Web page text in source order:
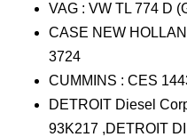
VAG : VW TL 774 D
CASE NEW
3724
CUMMINS : CES
DETROIT Diesel
93K217 ,DETROIT